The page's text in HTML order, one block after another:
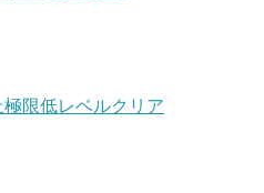
限低レベルクリア